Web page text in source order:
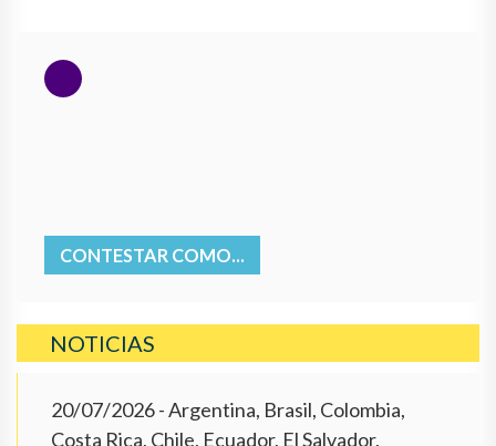
CONTESTAR COMO...
NOTICIAS
20/07/2026- Argentina, Brasil, Colombia,
Costa Rica, Chile, Ecuador, El Salvador,